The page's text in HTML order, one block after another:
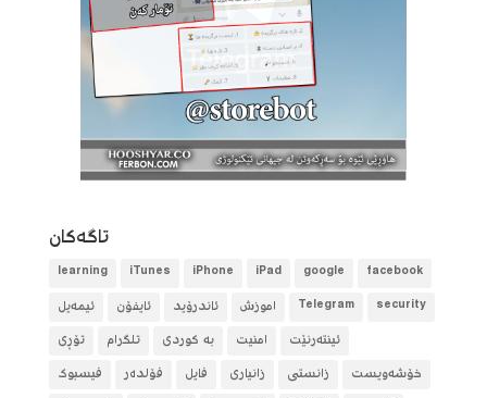
تاگه‌كان
facebook
google
iPad
iPhone
iTunes
learning
security
Telegram آموزش ئاندرۆید ئایفۆن
ئیمەیل
ئینتەرنێت
امنیت بە کوردی تلگرام
تۆڕی
خۆشەویست
زانستی زانیاری فایل فۆلده‌ر
فیسبوک